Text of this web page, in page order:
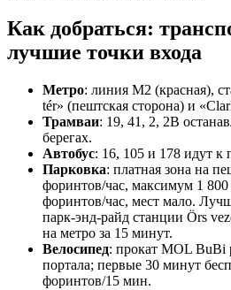
Как добраться:
лучшие точки входа
Метро: линия M2 (красная),
tér» (пештская сторона) и
Трамваи: 19, 41, 2, 2B
берегах.
Автобус: 16, 105 и 178 идут к
Парковка: платная зона на
форинтов/час, максимум 1
форинтов/час, мест мало.
парк-энд-райд станции Örs
на метро за 15 минут.
Велосипед: прокат MOL BuBi
портала; первые 30 минут
форинтов/15 мин.